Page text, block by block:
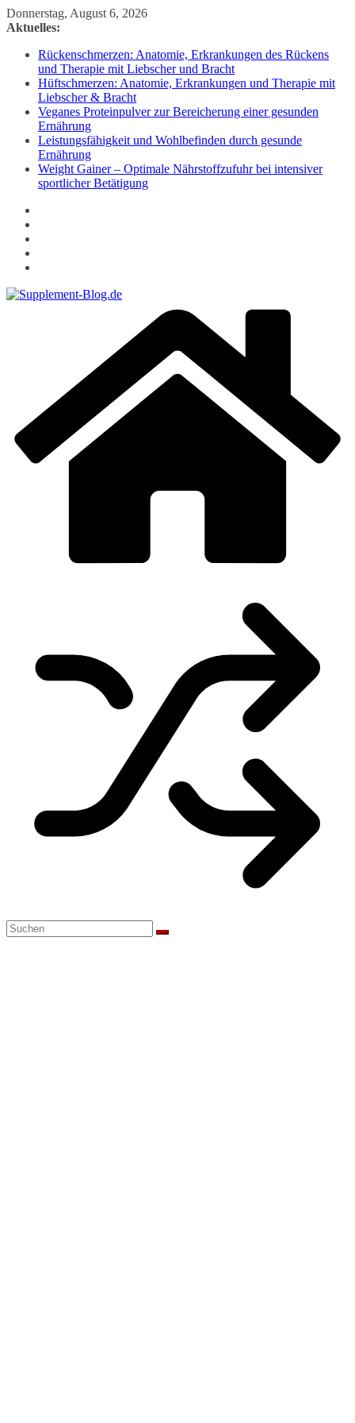
Zum
Inhalt
Donnerstag, August 6, 2026
Aktuelles:
Rückenschmerzen: Anatomie, Erkrankungen des Rückens
und Therapie mit Liebscher und Bracht
Hüftschmerzen: Anatomie, Erkrankungen und Therapie mit
Liebscher & Bracht
Veganes Proteinpulver zur Bereicherung einer gesunden
Ernährung
Leistungsfähigkeit und Wohlbefinden durch gesunde
Ernährung
Weight Gainer – Optimale Nährstoffzufuhr bei intensiver
sportlicher Betätigung